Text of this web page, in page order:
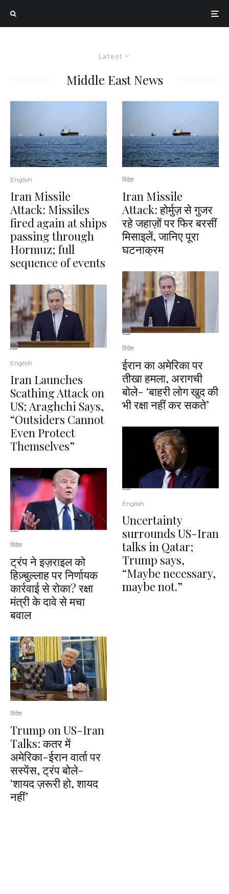
Latest
Middle East News
English
Iran Missile
Attack: Missiles
fired again at ships
passing through
Hormuz; full
sequence of events
English
Iran Launches
Scathing Attack on
US; Araghchi Says,
“Outsiders Cannot
Even Protect
Themselves”
विदेश
ट्रंप ने इज़राइल को
हिज़्बुल्लाह पर निर्णायक
कार्रवाई से रोका? रक्षा
मंत्री के दावे से मचा
बवाल
विदेश
Trump on US-Iran
Talks: कतर में
अमेरिका-ईरान वार्ता पर
सस्पेंस, ट्रंप बोले-
‘शायद ज़रूरी हो, शायद
नहीं’
विदेश
Iran Missile
Attack: होर्मुज़ से गुजर
रहे जहाज़ों पर फिर बरसीं
मिसाइलें, जानिए पूरा
घटनाक्रम
विदेश
ईरान का अमेरिका पर
तीखा हमला, अरागची
बोले- ‘बाहरी लोग खुद की
भी रक्षा नहीं कर सकते’
English
Uncertainty
surrounds US-Iran
talks in Qatar;
Trump says,
“Maybe necessary,
maybe not.”